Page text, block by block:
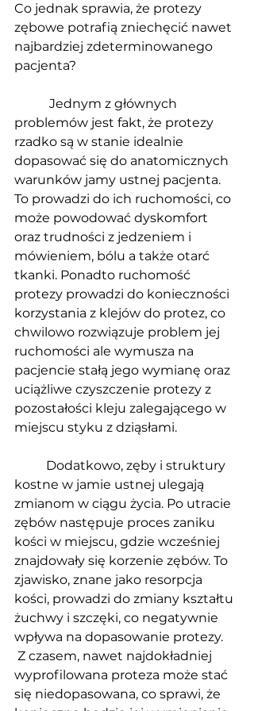
Co jednak sprawia, że protezy
zębowe potrafią zniechęcić nawet
najbardziej zdeterminowanego
pacjenta?
problemów jest fakt, że protezy
rzadko są w stanie idealnie
dopasować się do anatomicznych
warunków jamy ustnej pacjenta.
To prowadzi do ich ruchomości, co
może powodować dyskomfort
oraz trudności z jedzeniem i
mówieniem, bólu a także otarć
tkanki. Ponadto ruchomość
protezy prowadzi do konieczności
korzystania z klejów do protez, co
chwilowo rozwiązuje problem jej
ruchomości ale wymusza na
pacjencie stałą jego wymianę oraz
uciążliwe czyszczenie protezy z
pozostałości kleju zalegającego w
miejscu styku z dziąsłami.
Dodatkowo, zęby i struktury
kostne w jamie ustnej ulegają
zmianom w ciągu życia. Po utracie
zębów następuje proces zaniku
kości w miejscu, gdzie wcześniej
znajdowały się korzenie zębów. To
zjawisko, znane jako resorpcja
kości, prowadzi do zmiany kształtu
żuchwy i szczęki, co negatywnie
wpływa na dopasowanie protezy.
Z czasem, nawet najdokładniej
wyprofilowana proteza może stać
się niedopasowana, co sprawi, że